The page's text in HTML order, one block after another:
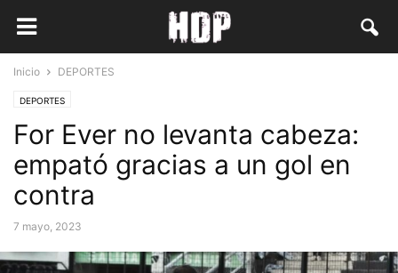
Inicio DEPORTES
DEPORTES
For Ever no levanta cabeza:
empató gracias a un gol en
contra
7 mayo, 2023